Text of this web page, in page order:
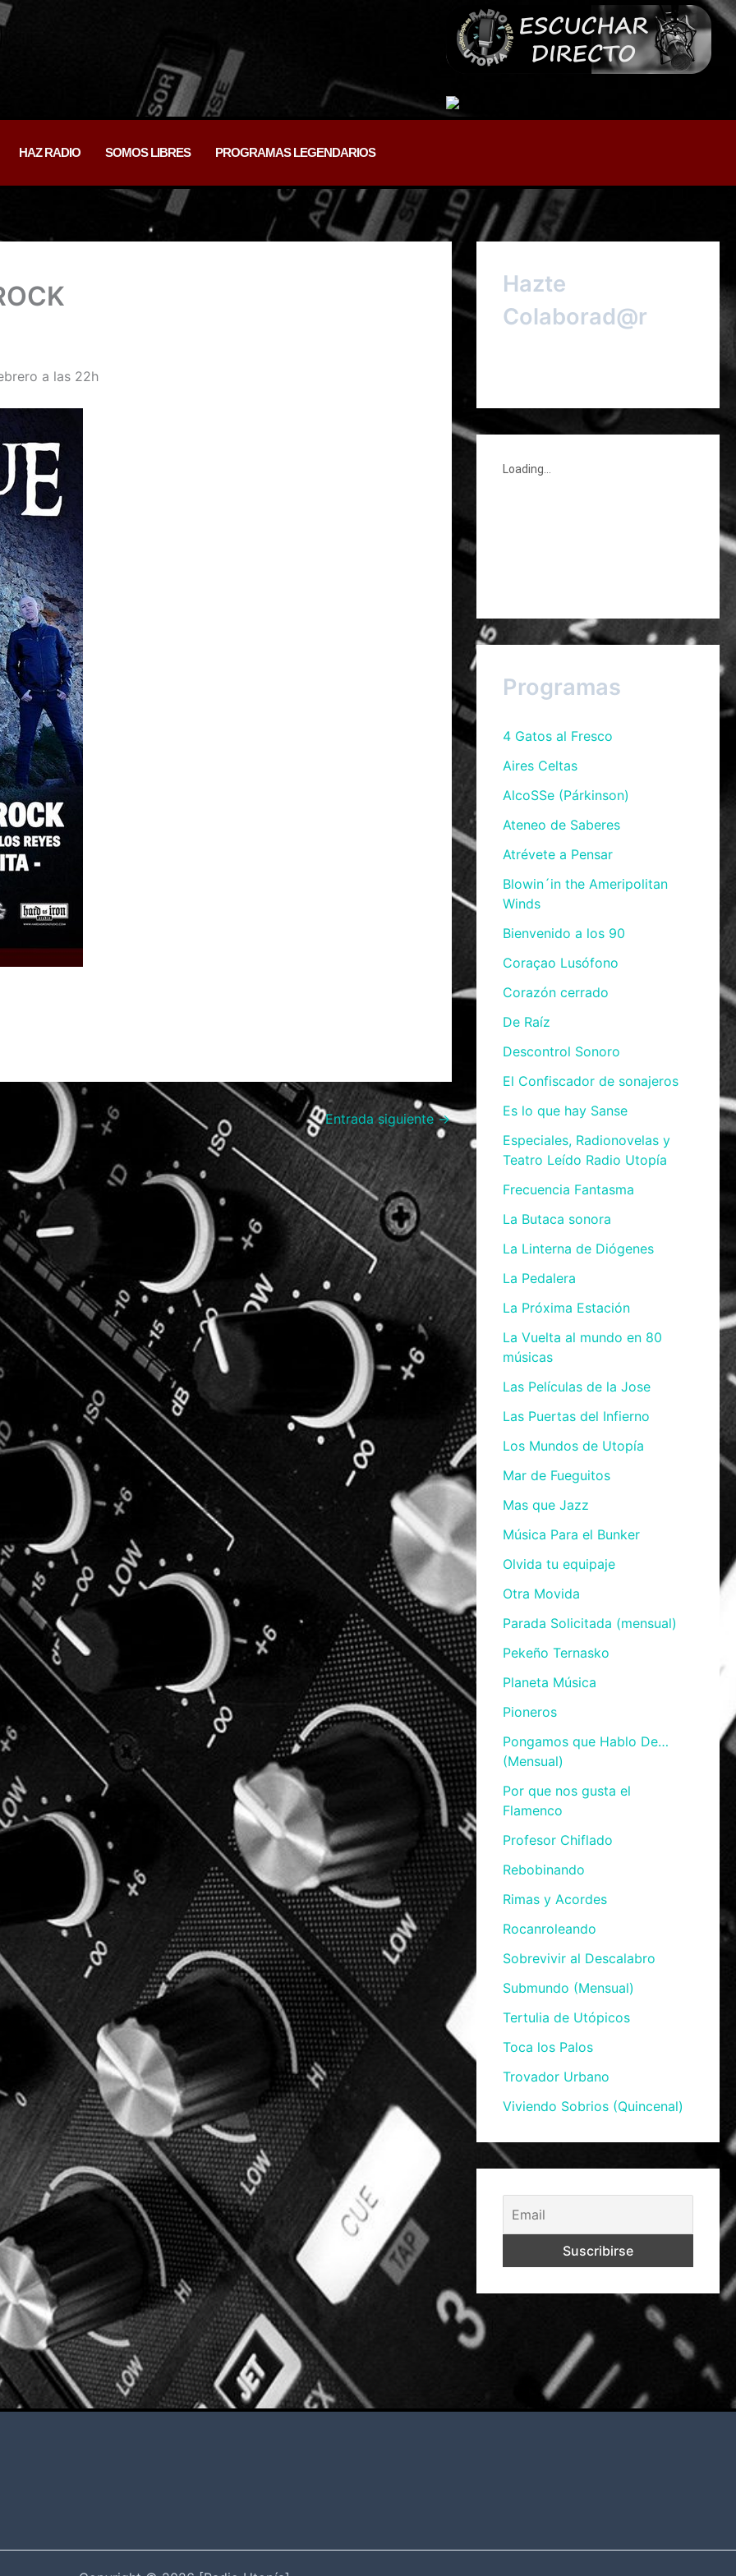
HAZ RADIO SOMOS LIBRES PROGRAMAS LEGENDARIOS
a las 22h
Entrada siguiente→
Hazte
Colaborad@r
Programas
4 Gatos al Fresco
Aires Celtas
AlcoSSe (Párkinson)
Ateneo de Saberes
Atrévete a Pensar
Blowin´in the Ameripolitan
Winds
Bienvenido a los 90
Coraçao Lusófono
Corazón cerrado
De Raíz
Descontrol Sonoro
El Confiscador de sonajeros
Es lo que hay Sanse
Especiales, Radionovelas y
Teatro Leído Radio Utopía
Frecuencia Fantasma
La Butaca sonora
La Linterna de Diógenes
La Pedalera
La Próxima Estación
La Vuelta al mundo en 80
músicas
Las Películas de la Jose
Las Puertas del Infierno
Los Mundos de Utopía
Mar de Fueguitos
Mas que Jazz
Música Para el Bunker
Olvida tu equipaje
Otra Movida
Parada Solicitada (mensual)
Pekeño Ternasko
Planeta Música
Pioneros
Pongamos que Hablo De…
(Mensual)
Por que nos gusta el
Flamenco
Profesor Chiflado
Rebobinando
Rimas y Acordes
Rocanroleando
Sobrevivir al Descalabro
Submundo (Mensual)
Tertulia de Utópicos
Toca los Palos
Trovador Urbano
Viviendo Sobrios (Quincenal)